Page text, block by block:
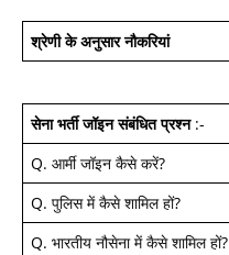
श्रेणी के अनुसार नौकरियां
सेना भर्ती जॉइन संबंधित प्रश्न:-
Q. आर्मी जॉइन कैसे करें?
Q. पुलिस में कैसे शामिल हों?
Q. भारतीय नौसेना में कैसे शामिल हों?